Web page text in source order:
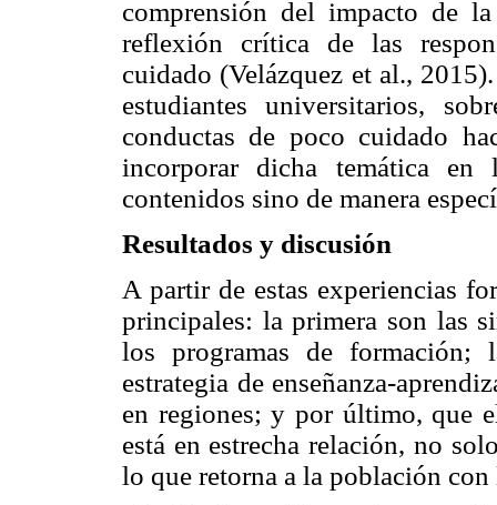
comprensión del impacto de
reflexión crítica de las
cuidado (Velázquez et al.,
estudiantes universitarios,
conductas de poco cuidado
incorporar dicha temática
contenidos sino de manera
Resultados y discusión
A partir de estas experiencias
principales: la primera son las
los programas de formación;
estrategia de enseñanza-
en regiones; y por último, que
está en estrecha relación, no
lo que retorna a la población con